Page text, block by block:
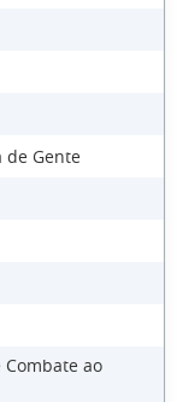
de Gente
Combate ao